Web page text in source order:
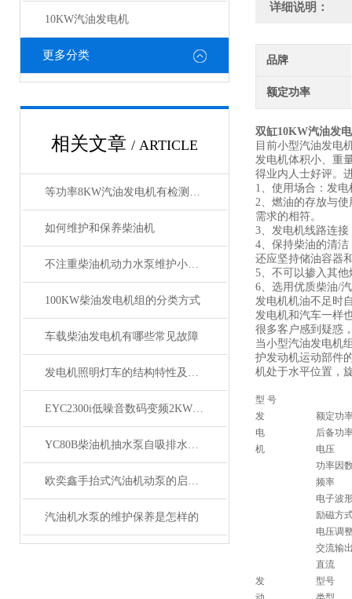
10KW汽油发电机
更多分类
相关文章 / ARTICLE
等功率8KW汽油发电机有检测报告质量好
如何维护和保养柴油机
不注重柴油机动力水泵维护小细节会造成大问题
100KW柴油发电机组的分类方式
车载柴油发电机有哪些常见故障
发电机照明灯车的结构特性及组成
EYC2300i低噪音数码变频2KW汽油发电机操作讲解
YC80B柴油机抽水泵自吸排水泵的参数介绍
欧奕鑫手抬式汽油机动泵的启动方法
汽油机水泵的维护保养是怎样的
详细说明：
品牌
额定功率
双缸10KW汽油发
目前小型汽油发电
发电机体积小、重
得业内人士好评。
1、使用场合：发
2、燃油的存放与
需求的相符。
3、发电机线路连
4、保持柴油的清
还应坚持储油容器
5、不可以掺入其
6、选用优质柴油/
发电机机油不足时
发电机和汽车一样
很多客户感到疑惑
当小型汽油发电机
护发动机运动部件
机处于水平位置，
型 号
发
额定功
电
后备功
机
电压
功率因
频率
电子波
励磁方
电压调
交流输
直流
发
型号